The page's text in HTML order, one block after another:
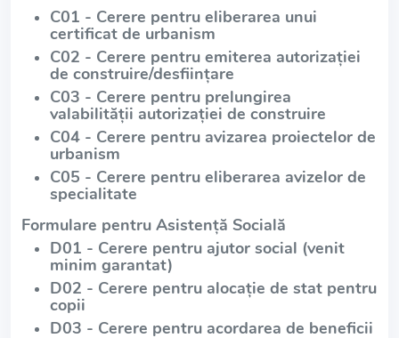
C01 - Cerere pentru eliberarea unui
certificat de urbanism
C02 - Cerere pentru emiterea autorizației
de construire/desființare
C03 - Cerere pentru prelungirea
valabilității autorizației de construire
C04 - Cerere pentru avizarea proiectelor de
urbanism
C05 - Cerere pentru eliberarea avizelor de
specialitate
Formulare pentru Asistență Socială
D01 - Cerere pentru ajutor social (venit
minim garantat)
D02 - Cerere pentru alocație de stat pentru
copii
D03 - Cerere pentru acordarea de beneficii